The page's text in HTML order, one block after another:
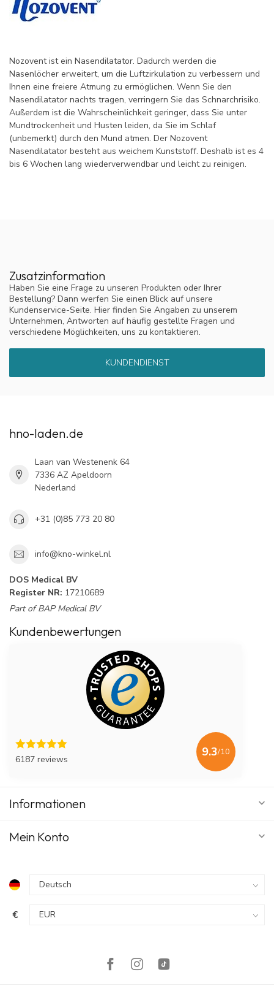
Nozovent ist ein Nasendilatator. Dadurch werden die
Nasenlöcher erweitert, um die Luftzirkulation zu verbessern und
Ihnen eine freiere Atmung zu ermöglichen. Wenn Sie den
Nasendilatator nachts tragen, verringern Sie das Schnarchrisiko.
Außerdem ist die Wahrscheinlichkeit geringer, dass Sie unter
Mundtrockenheit und Husten leiden, da Sie im Schlaf
(unbemerkt) durch den Mund atmen. Der Nozovent
Nasendilatator besteht aus weichem Kunststoff. Deshalb ist es 4
bis 6 Wochen lang wiederverwendbar und leicht zu reinigen.
Zusatzinformation
Haben Sie eine Frage zu unseren Produkten oder Ihrer
Bestellung? Dann werfen Sie einen Blick auf unsere
Kundenservice-Seite. Hier finden Sie Angaben zu unserem
Unternehmen, Antworten auf häufig gestellte Fragen und
verschiedene Möglichkeiten, uns zu kontaktieren.
KUNDENDIENST
hno-laden.de
Laan van Westenenk 64
7336 AZ Apeldoorn
Nederland
+31 (0)85 773 20 80
info@kno-winkel.nl
DOS Medical BV
Register NR: 17210689
Part of BAP Medical BV
Kundenbewertungen
6187 reviews
9.3/10
Informationen
Mein Konto
€